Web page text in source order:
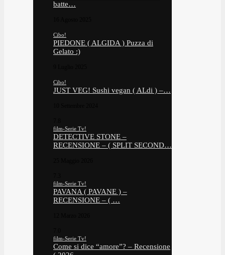
batte…
Cibo!
PIEDONE ( ALGIDA ) Puzza di
Gelato :)
Cibo!
JUST VEG! Sushi vegan ( ALdi ) –…
film-Serie Tv!
DETECTIVE STONE –
RECENSIONE – ( SPLIT SECOND…
film-Serie Tv!
PAVANA ( PAVANE ) –
RECENSIONE – ( …
film-Serie Tv!
Come si dice “amore”? – Recensione